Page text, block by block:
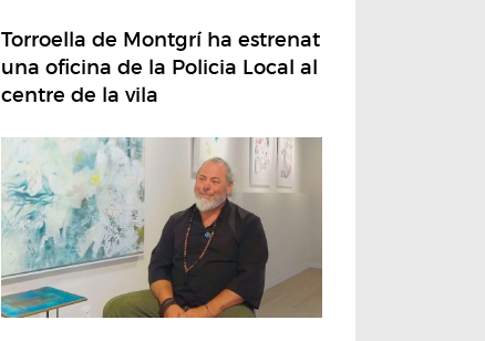
Torroella de Montgrí ha estrenat
una oficina de la Policia Local al
centre de la vila